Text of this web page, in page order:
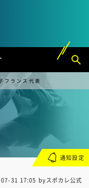
フランス代表
31 17:05 byスポカレ公式
通知設定